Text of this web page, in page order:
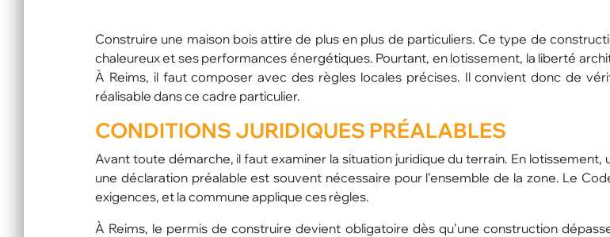
Construire une maison bois attire de plus en plus de particuliers. Ce type de
chaleureux et ses performances énergétiques. Pourtant, en lotissement, la liberté
À Reims, il faut composer avec des règles locales précises. Il convient donc de
réalisable dans ce cadre particulier.
CONDITIONS JURIDIQUES PRÉALABLES
Avant toute démarche, il faut examiner la situation juridique du terrain. En lotissement,
une déclaration préalable est souvent nécessaire pour l’ensemble de la zone. Le
exigences, et la commune applique ces règles.
À Reims, le permis de construire devient obligatoire dès qu’une construction